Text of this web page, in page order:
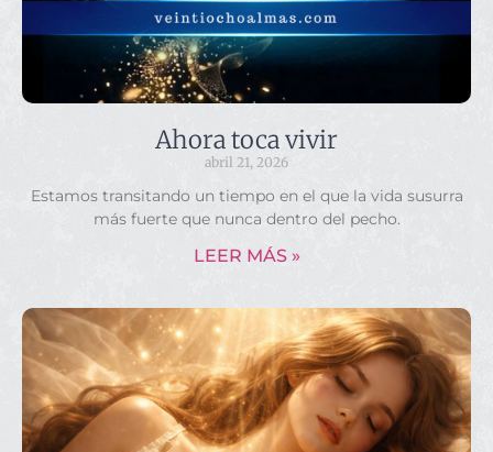
Ahora toca vivir
abril 21, 2026
Estamos transitando un tiempo en el que la vida susurra
más fuerte que nunca dentro del pecho.
LEER MÁS »